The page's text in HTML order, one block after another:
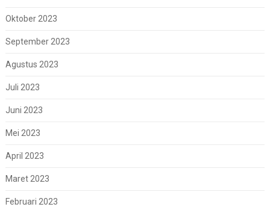
Oktober 2023
September 2023
Agustus 2023
Juli 2023
Juni 2023
Mei 2023
April 2023
Maret 2023
Februari 2023